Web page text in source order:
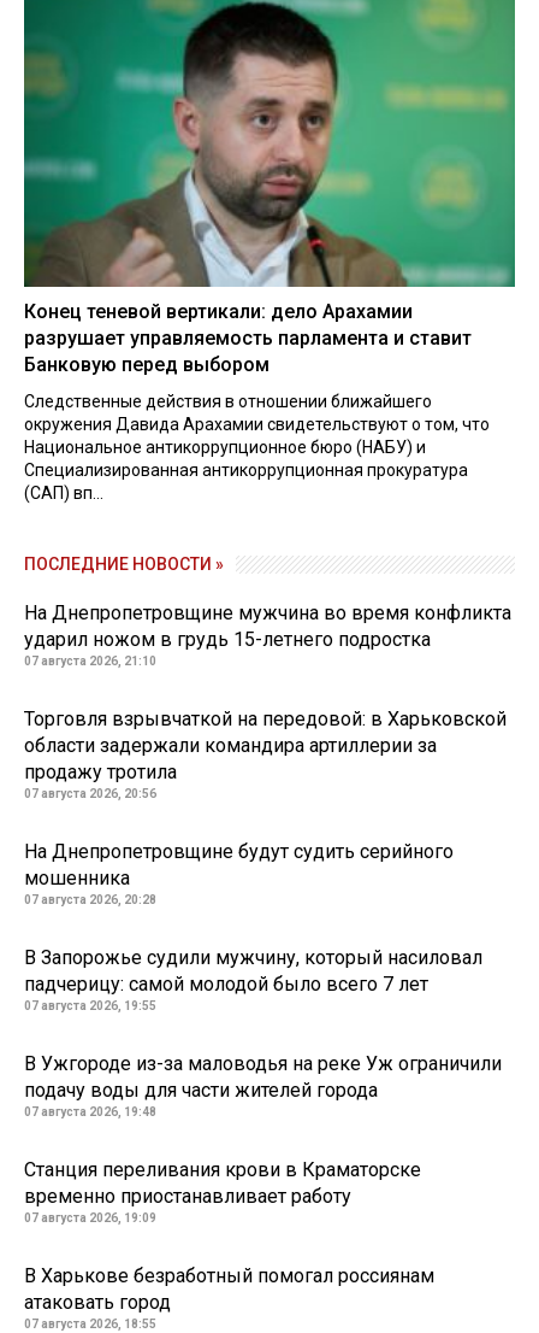
Конец теневой вертикали: дело Арахамии
разрушает управляемость парламента и ставит
Банковую перед выбором
Следственные действия в отношении ближайшего
окружения Давида Арахамии свидетельствуют о том, что
Национальное антикоррупционное бюро (НАБУ) и
Специализированная антикоррупционная прокуратура
(САП) вп...
ПОСЛЕДНИЕ НОВОСТИ »
На Днепропетровщине мужчина во время конфликта
ударил ножом в грудь 15-летнего подростка
07 августа 2026, 21:10
Торговля взрывчаткой на передовой: в Харьковской
области задержали командира артиллерии за
продажу тротила
07 августа 2026, 20:56
На Днепропетровщине будут судить серийного
мошенника
07 августа 2026, 20:28
В Запорожье судили мужчину, который насиловал
падчерицу: самой молодой было всего 7 лет
07 августа 2026, 19:55
В Ужгороде из-за маловодья на реке Уж ограничили
подачу воды для части жителей города
07 августа 2026, 19:48
Станция переливания крови в Краматорске
временно приостанавливает работу
07 августа 2026, 19:09
В Харькове безработный помогал россиянам
атаковать город
07 августа 2026, 18:55